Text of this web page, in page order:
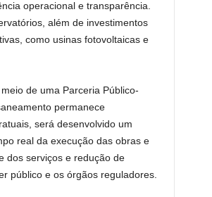
operacional e transparência.
além de investimentos
como usinas fotovoltaicas e
de uma Parceria Público-
permanece
será desenvolvido um
real da execução das obras e
dos serviços e redução de
público e os órgãos reguladores.